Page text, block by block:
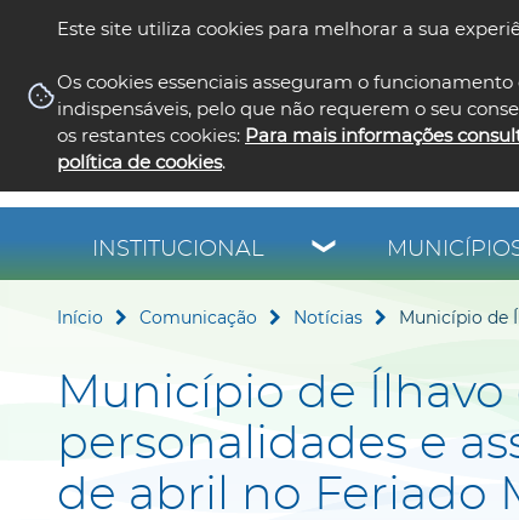
Este site utiliza cookies para melhorar a sua
Os cookies essenciais asseguram o funcionamento
indispensáveis, pelo que não requerem o seu
os restantes cookies: Para mais informações
política de cookies.
INSTITUCIONAL
Início Comunicação Notícias Município de
Município de Ílhavo
personalidades e
de abril no Feriado